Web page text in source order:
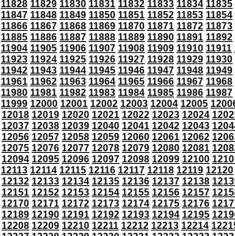
11828 11829 11830 11831 11832 11833 11834 11835
11847 11848 11849 11850 11851 11852 11853 11854
11866 11867 11868 11869 11870 11871 11872 11873
11885 11886 11887 11888 11889 11890 11891 11892
11904 11905 11906 11907 11908 11909 11910 11911
11923 11924 11925 11926 11927 11928 11929 11930
11942 11943 11944 11945 11946 11947 11948 11949
11961 11962 11963 11964 11965 11966 11967 11968
11980 11981 11982 11983 11984 11985 11986 11987
11999 12000 12001 12002 12003 12004 12005
12018 12019 12020 12021 12022 12023 12024
12037 12038 12039 12040 12041 12042 12043
12056 12057 12058 12059 12060 12061 12062
12075 12076 12077 12078 12079 12080 12081
12094 12095 12096 12097 12098 12099 12100
12113 12114 12115 12116 12117 12118 12119 12120
12132 12133 12134 12135 12136 12137 12138
12151 12152 12153 12154 12155 12156 12157
12170 12171 12172 12173 12174 12175 12176
12189 12190 12191 12192 12193 12194 12195
12208 12209 12210 12211 12212 12213 12214